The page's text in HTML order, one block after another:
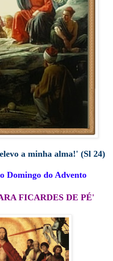
a minha alma!' (Sl 24)
Domingo do Advento
FICARDES DE PÉ'